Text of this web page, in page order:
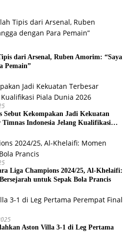
dari Arsenal, Ruben Amorim: “Saya
Pemain”
Sebut Kekompakan Jadi Kekuatan
Timnas Indonesia Jelang Kualifikasi
Liga Champions 2024/25, Al-Khelaifi:
untuk Sepak Bola Prancis
Aston Villa 3-1 di Leg Pertama